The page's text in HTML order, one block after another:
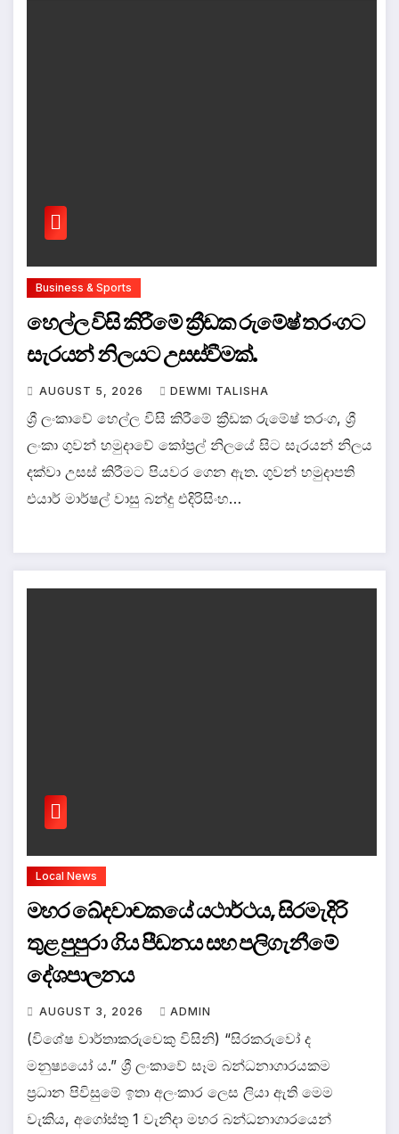
Business & Sports
හෙල්ල විසි කිරීමේ ක්‍රීඩක රුමේෂ් තරංගට
සැරයන් නිලයට උසස්වීමක්.
AUGUST 5, 2026 DEWMI TALISHA
ශ්‍රී ලංකාවේ හෙල්ල විසි කිරීමේ ක්‍රීඩක රුමේෂ් තරංග, ශ්‍රී
ලංකා ගුවන් හමුදාවේ කෝප්‍රල් නිලයේ සිට සැරයන් නිලය
දක්වා උසස් කිරීමට පියවර ගෙන ඇත. ගුවන් හමුදාපති
එයාර් මාර්ෂල් වාසු බන්දු එදිරිසිංහ…
Local News
මහර ඛේදවාචකයේ යථාර්ථය, සිරමැදිරි
තුළ පුපුරා ගිය පීඩනය සහ පලිගැනීමේ
දේශපාලනය
AUGUST 3, 2026 ADMIN
(විශේෂ වාර්තාකරුවෙකු විසිනි) “සිරකරුවෝ ද
මනුෂ්‍යයෝ ය.” ශ්‍රී ලංකාවේ සෑම බන්ධනාගාරයකම
ප්‍රධාන පිවිසුමේ ඉතා අලංකාර ලෙස ලියා ඇති මෙම
වැකිය, අගෝස්තු 1 වැනිදා මහර බන්ධනාගාරයෙන්